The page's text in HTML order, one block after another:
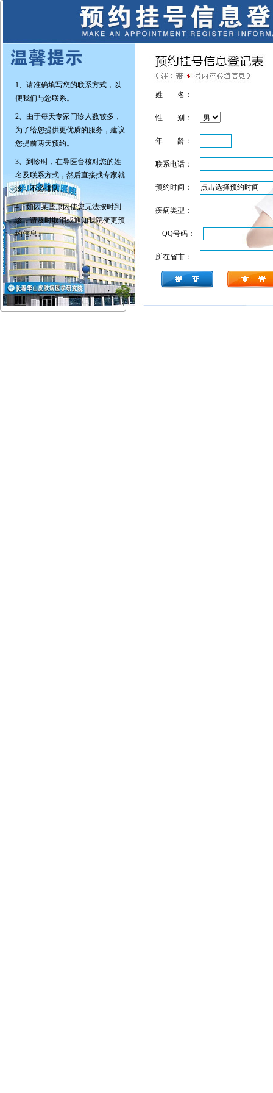
1、请准确填写您的联系方式，以
便我们与您联系。
2、由于每天专家门诊人数较多，
为了给您提供更优质的服务，建议
您提前两天预约。
3、到诊时，在导医台核对您的姓
名及联系方式，然后直接找专家就
诊，不必排队。
4、如因某些原因使您无法按时到
诊，请及时取消或通知我院变更预
约信息。
姓 名：
性 别：
年 龄：
联系电话：
预约时间：
疾病类型：
QQ号码：
所在省市：